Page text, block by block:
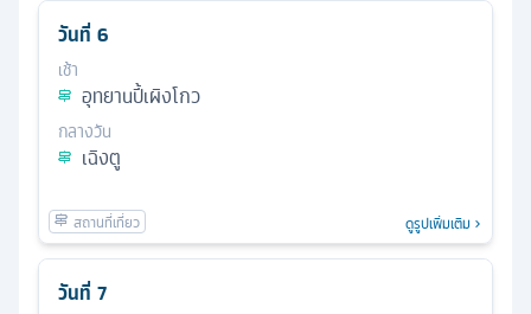
วันที่ 6
เช้า
อุทยานปี้เผิงโกว
กลางวัน
เฉิงตู
ดูรูปเพิ่มเติม
วันที่ 7